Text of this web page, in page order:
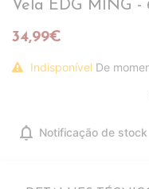
Vela EDG MING -
34,99€
Indisponível De
notifications Notificação de stock